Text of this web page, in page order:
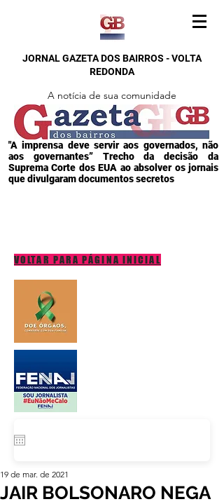
JORNAL GAZETA DOS BAIRROS - VOLTA
REDONDA
A notícia de sua comunidade
"A imprensa deve servir aos governados, não
aos governantes” Trecho da decisão da
Suprema Corte dos EUA ao absolver os jornais
que divulgaram documentos secretos
VOLTAR PARA PÁGINA INICIAL
JAIR BOLSONARO NEGA
19 de mar. de 2021